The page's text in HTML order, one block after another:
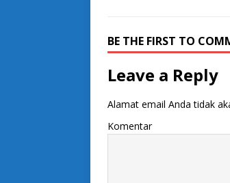
BE THE FIRST TO
Leave a Reply
Alamat email Anda tidak
Komentar